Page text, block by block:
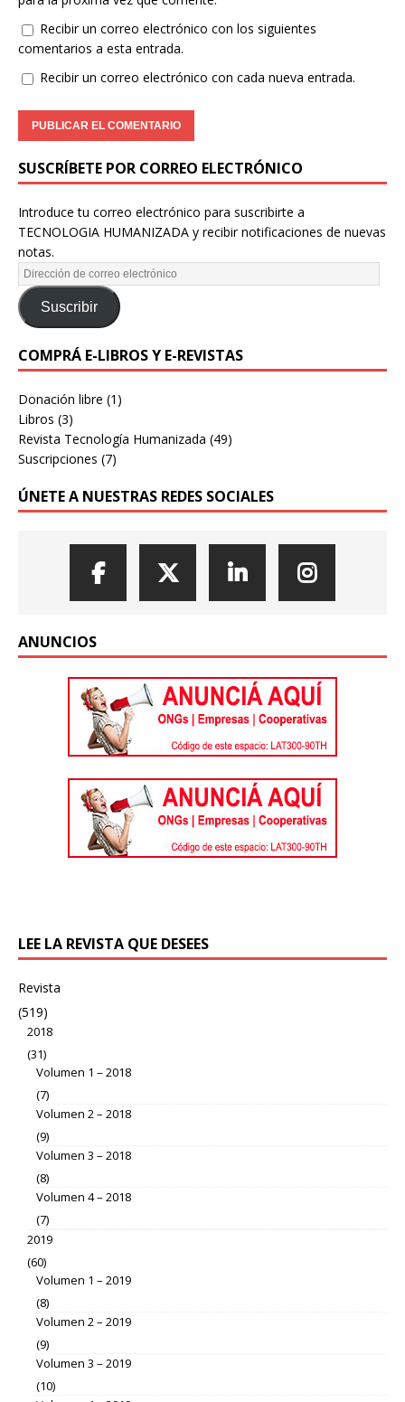
Recibir un correo electrónico con los siguientes
comentarios a esta entrada.
Recibir un correo electrónico con cada nueva entrada.
SUSCRÍBETE POR CORREO ELECTRÓNICO
Introduce tu correo electrónico para suscribirte a
TECNOLOGIA HUMANIZADA y recibir notificaciones de nuevas
notas.
Suscribir
COMPRÁ E-LIBROS Y E-REVISTAS
Donación libre (1)
Libros (3)
Revista Tecnología Humanizada (49)
Suscripciones (7)
ÚNETE A NUESTRAS REDES SOCIALES
ANUNCIOS
LEE LA REVISTA QUE DESEES
Revista
(519)
2018
(31)
Volumen 1 – 2018
(7)
Volumen 2 – 2018
(9)
Volumen 3 – 2018
(8)
Volumen 4 – 2018
(7)
2019
(60)
Volumen 1 – 2019
(8)
Volumen 2 – 2019
(9)
Volumen 3 – 2019
(10)